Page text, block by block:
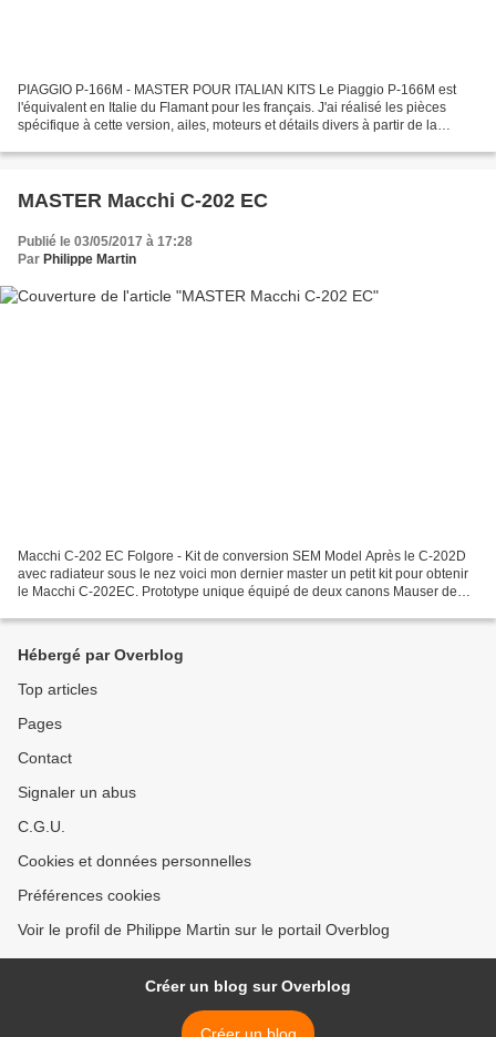
PIAGGIO P-166M - MASTER POUR ITALIAN KITS Le Piaggio P-166M est
l'équivalent en Italie du Flamant pour les français. J'ai réalisé les pièces
spécifique à cette version, ailes, moteurs et détails divers à partir de la
MASTER Macchi C-202 EC
Publié le 03/05/2017 à 17:28
Par Philippe Martin
Macchi C-202 EC Folgore - Kit de conversion SEM Model Après le C-202D
avec radiateur sous le nez voici mon dernier master un petit kit pour obtenir
le Macchi C-202EC. Prototype unique équipé de deux canons Mauser de
Hébergé par Overblog
Top articles
Pages
Contact
Signaler un abus
C.G.U.
Cookies et données personnelles
Préférences cookies
Voir le profil de Philippe Martin sur le portail Overblog
Créer un blog sur Overblog